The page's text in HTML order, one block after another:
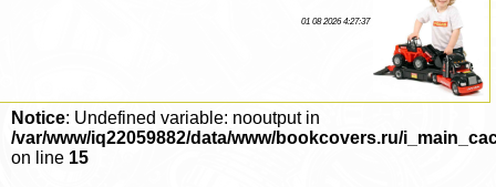
01 08 2026 4:27:37
Notice: Undefined variable: nooutput in
/var/www/iq22059882/data/www/bookcovers.ru/
on line 15